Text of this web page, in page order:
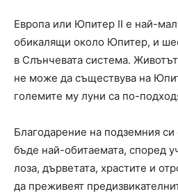
Европа или Юпитер II е най-
обикалящи около Юпитер, и
в Слънчевата система.
не може да съществува на
големите му луни са по-
Благодарение на подземния
бъде най-обитаемата, според
лоза, дърветата, храстите и
да преживеят